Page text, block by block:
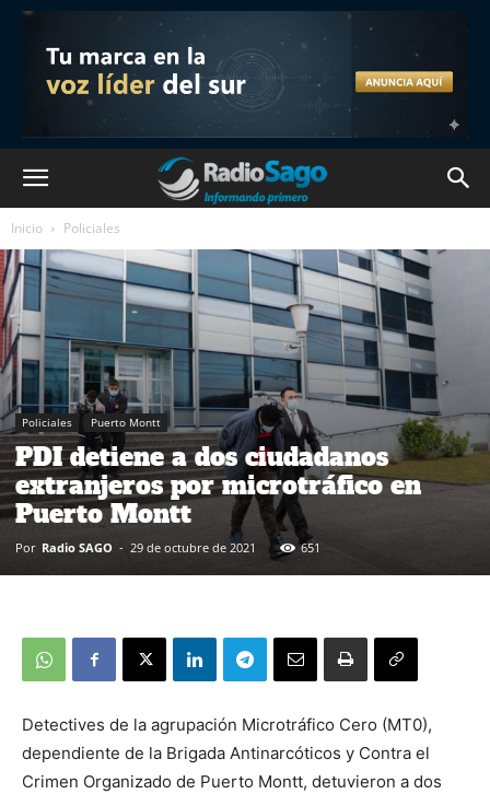
Inicio Policiales
Policiales Puerto Montt
PDI detiene a dos ciudadanos
extranjeros por microtráfico en
Puerto Montt
Por Radio SAGO - 29 de octubre de 2021 651
Detectives de la agrupación Microtráfico Cero (MT0),
dependiente de la Brigada Antinarcóticos y Contra el
Crimen Organizado de Puerto Montt, detuvieron a dos